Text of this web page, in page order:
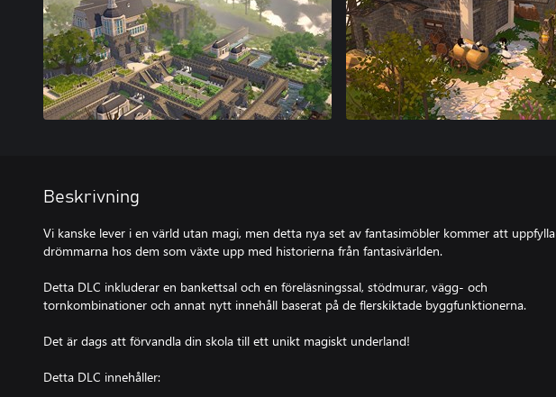
Beskrivning
Vi kanske lever i en värld utan magi, men detta nya set av fantasimöbler kommer att uppfylla
drömmarna hos dem som växte upp med historierna från fantasivärlden.
Detta DLC inkluderar en bankettsal och en föreläsningssal, stödmurar, vägg- och
tornkombinationer och annat nytt innehåll baserat på de flerskiktade byggfunktionerna.
Det är dags att förvandla din skola till ett unikt magiskt underland!
Detta DLC innehåller: